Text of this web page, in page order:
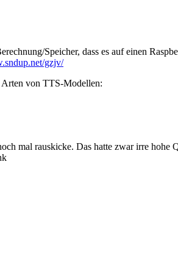
Speicher, dass es auf einen
gzjv/
von TTS-Modellen:
mal rauskicke. Das hatte zwar irre